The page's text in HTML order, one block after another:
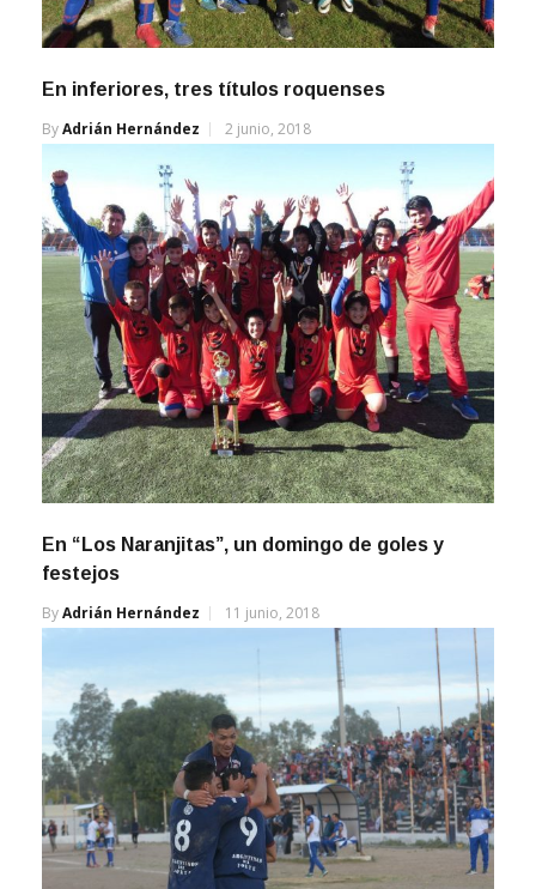
En inferiores, tres títulos roquenses
ByAdrián Hernández 2 junio, 2018
En “Los Naranjitas”, un domingo de goles y
festejos
ByAdrián Hernández 11 junio, 2018